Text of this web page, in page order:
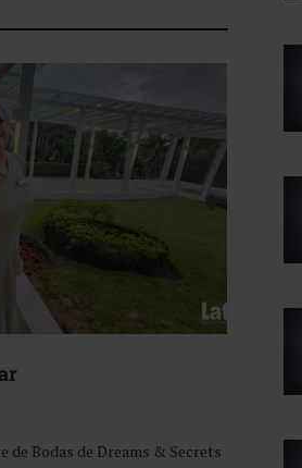
de Bodas de Dreams & Secrets